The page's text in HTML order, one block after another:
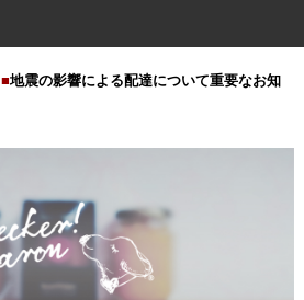
■地震の影響による配達について重要なお知